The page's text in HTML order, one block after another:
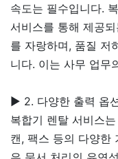
속도는 필수입니다.
서비스를 통해 제공
를 자랑하며, 품질 저
니다. 이는 사무 업무
▶ 2. 다양한 출력 옵
복합기 렌탈 서비스
캔, 팩스 등의 다양한